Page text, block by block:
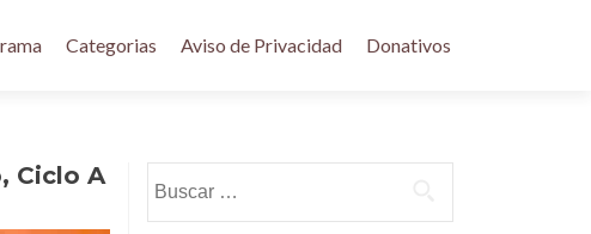
Categorias Aviso de Privacidad Donativos
Ciclo A